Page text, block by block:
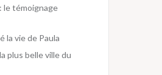
le témoignage
la vie de Paula
plus belle ville du